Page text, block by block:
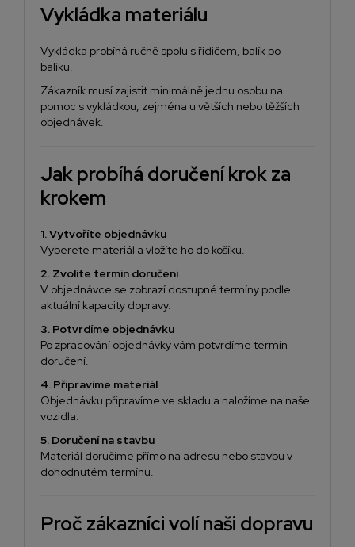
Vykládka materiálu
Vykládka probíhá ručně spolu s řidičem, balík po
balíku.
Zákazník musí zajistit minimálně jednu osobu na
pomoc s vykládkou, zejména u větších nebo těžších
objednávek.
Jak probíhá doručení krok za
krokem
1. Vytvoříte objednávku
Vyberete materiál a vložíte ho do košíku.
2. Zvolíte termín doručení
V objednávce se zobrazí dostupné termíny podle
aktuální kapacity dopravy.
3. Potvrdíme objednávku
Po zpracování objednávky vám potvrdíme termín
doručení.
4. Připravíme materiál
Objednávku připravíme ve skladu a naložíme na naše
vozidla.
5. Doručení na stavbu
Materiál doručíme přímo na adresu nebo stavbu v
dohodnutém termínu.
Proč zákazníci volí naši dopravu